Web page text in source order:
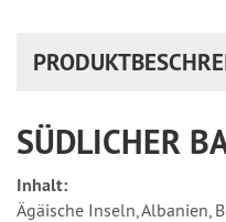
SÜDLICHER
Inhalt:
Ägäische Inseln, Albanien,